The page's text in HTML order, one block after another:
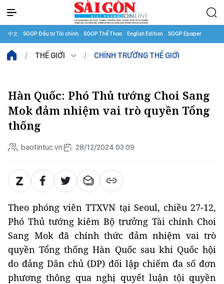
中文 SGGP Đầu tư Tài chính SGGP Thể Thao English Edition SGGP Epaper
THẾ GIỚI CHÍNH TRƯỜNG THẾ GIỚI
Hàn Quốc: Phó Thủ tướng Choi Sang
Mok đảm nhiệm vai trò quyền Tổng
thống
baotintuc.vn 28/12/2024 03:09
Theo phóng viên TTXVN tại Seoul, chiều 27-12,
Phó Thủ tướng kiêm Bộ trưởng Tài chính Choi
Sang Mok đã chính thức đảm nhiệm vai trò
quyền Tổng thống Hàn Quốc sau khi Quốc hội
do đảng Dân chủ (DP) đối lập chiếm đa số đơn
phương thông qua nghị quyết luận tội quyền